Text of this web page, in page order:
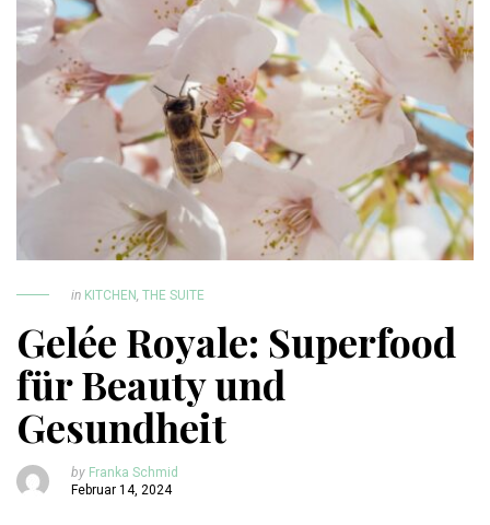
in KITCHEN, THE SUITE
Gelée Royale: Superfood
für Beauty und
Gesundheit
by Franka Schmid
Februar 14, 2024